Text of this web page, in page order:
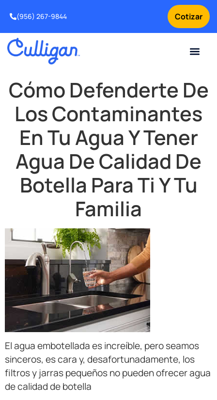
Cotizar
(956) 267-9844
Cómo Defenderte De
Los Contaminantes
En Tu Agua Y Tener
Agua De Calidad De
Botella Para Ti Y Tu
Familia
El agua embotellada es increíble, pero seamos
sinceros, es cara y, desafortunadamente, los
filtros y jarras pequeños no pueden ofrecer agua
de calidad de botella